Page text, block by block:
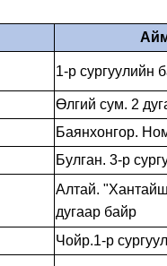
1-р сургуулийн
Өлгий сум. 2
Баянхонгор.
Булган. 3-р
Алтай.
дугаар байр
Чойр.1-р